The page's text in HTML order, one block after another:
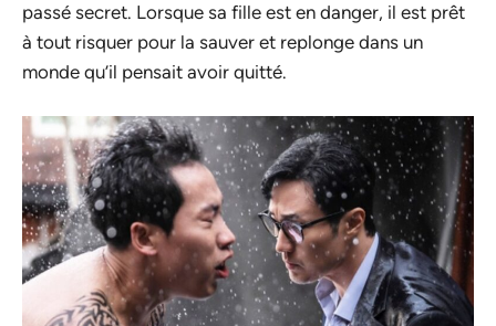
passé secret. Lorsque sa fille est en danger, il est prêt
à tout risquer pour la sauver et replonge dans un
monde qu’il pensait avoir quitté.